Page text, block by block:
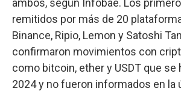
ambos, según Infobae. Los
remitidos por más de 20
Binance, Ripio, Lemon y Satoshi
confirmaron movimientos con
como bitcoin, ether y USDT que se
2024 y no fueron informados en la